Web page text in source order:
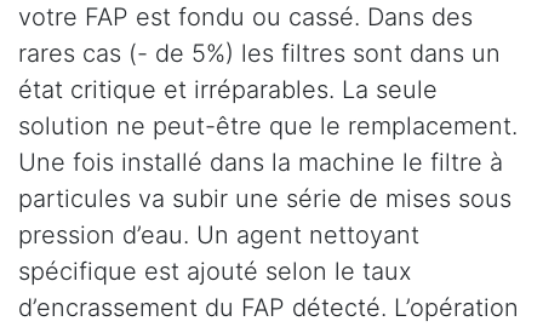
votre FAP est fondu ou cassé. Dans des
rares cas (- de 5%) les filtres sont dans un
état critique et irréparables. La seule
solution ne peut-être que le remplacement.
Une fois installé dans la machine le filtre à
particules va subir une série de mises sous
pression d’eau. Un agent nettoyant
spécifique est ajouté selon le taux
d’encrassement du FAP détecté. L’opération